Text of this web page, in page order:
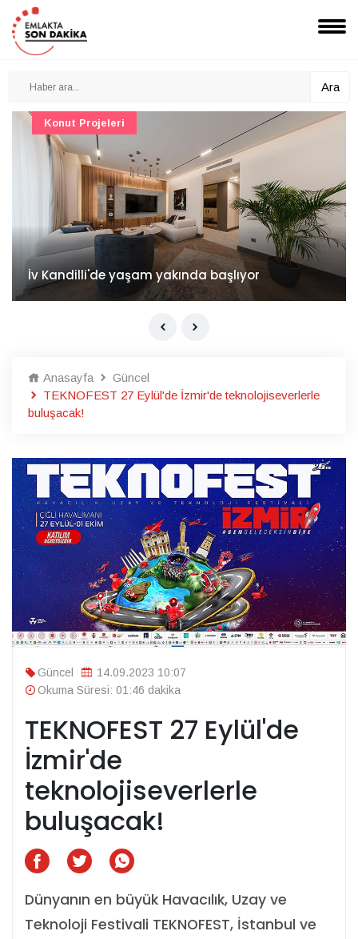
Ara
İv Kandilli'de yaşam yakında başlıyor
Konut Projeleri
Anasayfa
Güncel
TEKNOFEST 27 Eylül'de İzmir'de teknolojiseverlerle
buluşacak!
Güncel
14.09.2023 10:07
Okuma Süresi: 01:46 dakika
TEKNOFEST 27 Eylül'de
İzmir'de
teknolojiseverlerle
buluşacak!
Dünyanın en büyük Havacılık, Uzay ve
Teknoloji Festivali TEKNOFEST, İstanbul ve